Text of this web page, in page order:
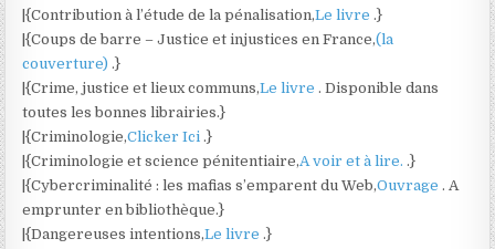
|{Contribution à l’étude de la pénalisation,Le livre.}
|{Coups de barre – Justice et injustices en France,(la
couverture).}
|{Crime, justice et lieux communs,Le livre. Disponible dans
toutes les bonnes librairies.}
|{Criminologie,Clicker Ici.}
|{Criminologie et science pénitentiaire,A voir et à lire..}
|{Cybercriminalité : les mafias s’emparent du Web,Ouvrage. A
emprunter en bibliothèque.}
|{Dangereuses intentions,Le livre.}